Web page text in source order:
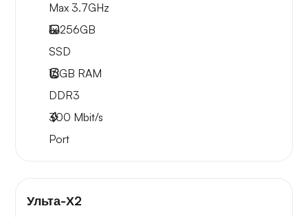
Max 3.7GHz
1x256GB
SSD
16GB RAM
DDR3
300 Mbit/s
Port
Ульта-Х2